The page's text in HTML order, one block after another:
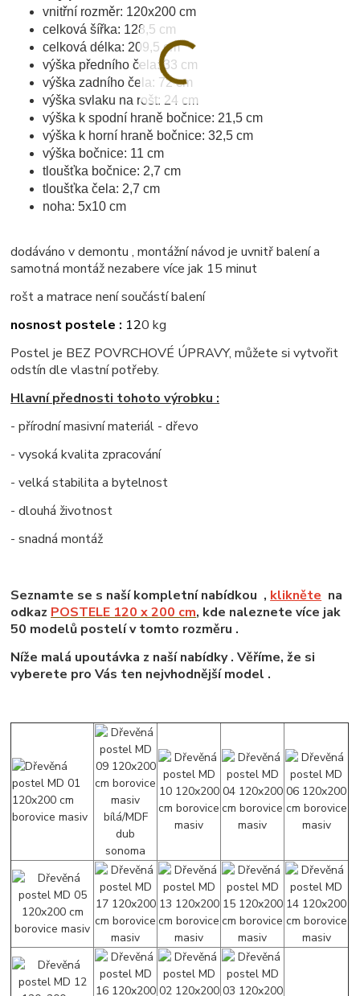
vnitřní rozměr: 120x200 cm
celková šířka: 128,5 cm
celková délka: 209,5 cm
výška předního čela: 33 cm
výška zadního čela: 72 cm
výška svlaku na rošt: 24 cm
výška k spodní hraně bočnice: 21,5 cm
výška k horní hraně bočnice: 32,5 cm
výška bočnice: 11 cm
tloušťka bočnice: 2,7 cm
tloušťka čela: 2,7 cm
noha: 5x10 cm
dodáváno v demontu , montážní návod je uvnitř balení a
samotná montáž nezabere více jak 15 minut
rošt a matrace není součástí balení
nosnost postele : 120 kg
Postel je BEZ POVRCHOVÉ ÚPRAVY, můžete si vytvořit
odstín dle vlastní potřeby.
Hlavní přednosti tohoto výrobku :
- přírodní masivní materiál - dřevo
- vysoká kvalita zpracování
- velká stabilita a bytelnost
- dlouhá životnost
- snadná montáž
Seznamte se s naší kompletní nabídkou , klikněte na
odkaz POSTELE 120 x 200 cm, kde naleznete více jak
50 modelů postelí v tomto rozměru .
Níže malá upoutávka z naší nabídky . Věříme, že si
vyberete pro Vás ten nejvhodnější model .